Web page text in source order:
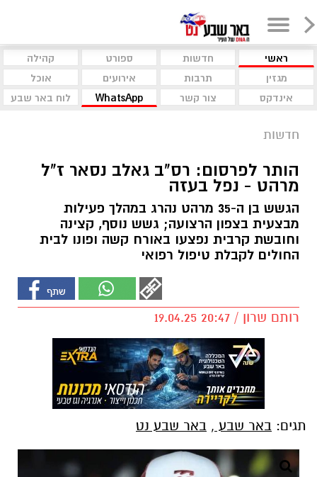
ראשי חדשות ספורט
קהילה
מגזין
תרבות אירועים
אוכל
אינדקס
צור קשר WhatsApp לוח באר שבע
חדשות
הותר לפרסום: רס"ב גאלב נסאר ז"ל
מרהט - נפל בעזה
הגשש בן ה-35 מרהט נהרג במהלך פעילות
מבצעית בצפון הרצועה; גשש נוסף, קצינה
וחובשת קרבית נפצעו באורח קשה ופונו לבית
החולים לקבלת טיפול רפואי
רותם שרון / 20:47 19.04.25
תגים: באר שבע , באר שבע נט